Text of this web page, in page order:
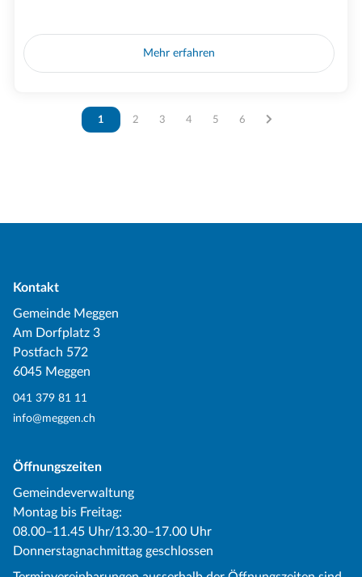
Mehr erfahren
Vous êtes sur la page
1 Vous êtes sur la page
2 Vous êtes sur la page
3 Vous êtes sur la page
4 Vous êtes sur la page
5 Vous êtes sur la page
6
Kontakt
Gemeinde Meggen
Am Dorfplatz 3
Postfach 572
6045 Meggen
041 379 81 11
info@meggen.ch
Öffnungszeiten
Gemeindeverwaltung
Montag bis Freitag:
08.00–11.45 Uhr/13.30–17.00 Uhr
Donnerstagnachmittag geschlossen